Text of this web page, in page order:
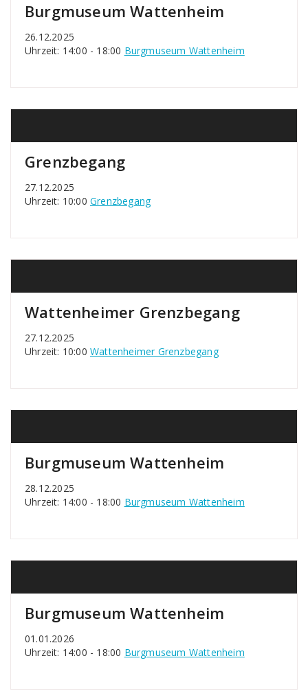
Burgmuseum Wattenheim
26.12.2025
Uhrzeit: 14:00 - 18:00 Burgmuseum Wattenheim
Grenzbegang
27.12.2025
Uhrzeit: 10:00 Grenzbegang
Wattenheimer Grenzbegang
27.12.2025
Uhrzeit: 10:00 Wattenheimer Grenzbegang
Burgmuseum Wattenheim
28.12.2025
Uhrzeit: 14:00 - 18:00 Burgmuseum Wattenheim
Burgmuseum Wattenheim
01.01.2026
Uhrzeit: 14:00 - 18:00 Burgmuseum Wattenheim